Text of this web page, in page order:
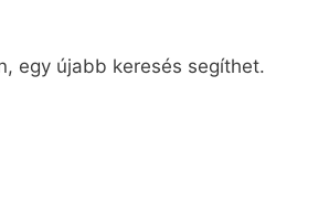
egy újabb keresés segíthet.